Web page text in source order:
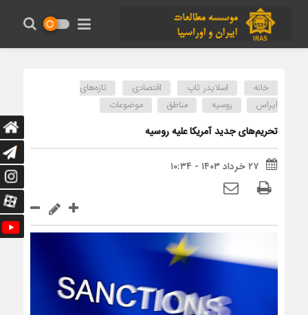
خانه اسلایدر تاپ اقتصادی
تازه‌های
ایراس
روسیه مناطق موضوعات
تحریم‌های جدید آمریکا علیه روسیه
۲۷ خرداد ۱۴۰۳ - ۱۰:۳۴